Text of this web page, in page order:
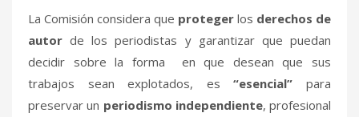
La Comisión considera que proteger los derechos de
autor de los periodistas y garantizar que puedan
decidir sobre la forma en que desean que sus
trabajos sean explotados, es“esencial”para
preservar un periodismo independiente, profesional